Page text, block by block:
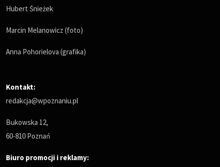
Hubert Śnieżek
Marcin Melanowicz (foto)
Anna Pohorielova (grafika)
Kontakt:
redakcja@wpoznaniu.pl
Bukowska 12,
60-810 Poznań
Biuro promocji i reklamy: